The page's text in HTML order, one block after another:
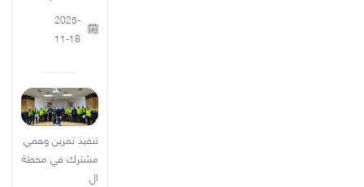
2025-
11-18
تنفيذ تمرين وهمي
مشترك في محطة
ال